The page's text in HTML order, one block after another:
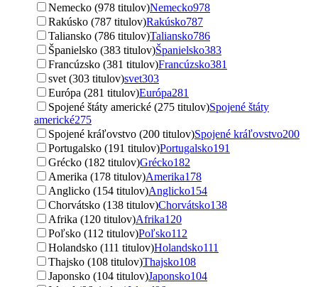
Nemecko (978 titulov)Nemecko978
Rakúsko (787 titulov)Rakúsko787
Taliansko (786 titulov)Taliansko786
Španielsko (383 titulov)Španielsko383
Francúzsko (381 titulov)Francúzsko381
svet (303 titulov)svet303
Európa (281 titulov)Európa281
Spojené štáty americké (275 titulov)Spojené štáty
americké275
Spojené kráľovstvo (200 titulov)Spojené kráľovstvo200
Portugalsko (191 titulov)Portugalsko191
Grécko (182 titulov)Grécko182
Amerika (178 titulov)Amerika178
Anglicko (154 titulov)Anglicko154
Chorvátsko (138 titulov)Chorvátsko138
Afrika (120 titulov)Afrika120
Poľsko (112 titulov)Poľsko112
Holandsko (111 titulov)Holandsko111
Thajsko (108 titulov)Thajsko108
Japonsko (104 titulov)Japonsko104